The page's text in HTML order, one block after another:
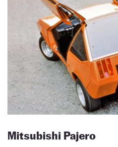
Mitsubishi Pajero